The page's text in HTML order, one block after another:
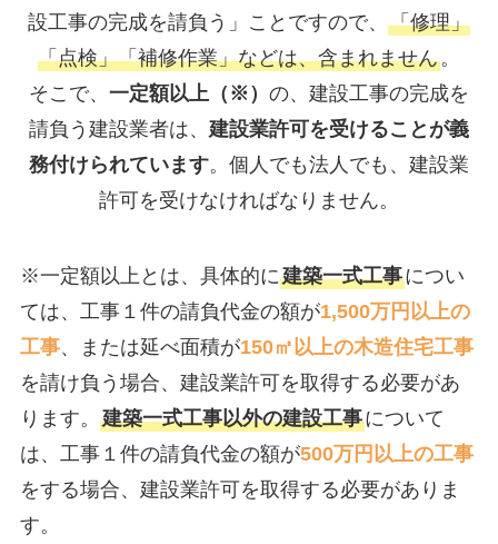
設工事の完成を請負う」ことですので、 「修理」
「点検」「補修作業」などは、含まれません。
そこで、 一定額以上（※） の、建設工事の完成を
請負う建設業者は、 建設業許可を受けることが義
務付けられています。個人でも法人でも、建設業
許可を受けなければなりません。
※一定額以上とは、具体的に建築一式工事につい
ては、工事１件の請負代金の額が1,500万円以上の
工事、または延べ面積が150㎡以上の木造住宅工事
を請け負う場合、建設業許可を取得する必要があ
ります。 建築一式工事以外の建設工事について
は、工事１件の請負代金の額が500万円以上の工事
をする場合、建設業許可を取得する必要がありま
す。